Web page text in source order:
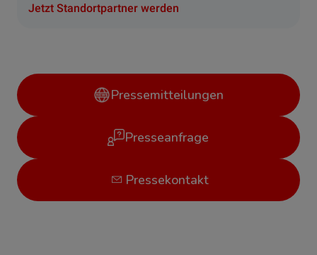
Jetzt Standortpartner werden
Pressemitteilungen
Presseanfrage
Pressekontakt